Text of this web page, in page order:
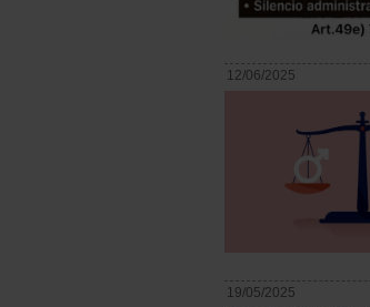
12/06/2025
19/05/2025